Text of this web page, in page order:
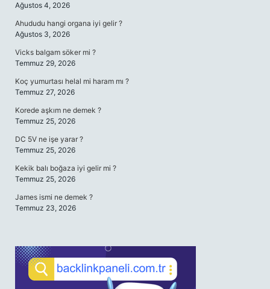
Ağustos 4, 2026
Ahududu hangi organa iyi gelir ?
Ağustos 3, 2026
Vicks balgam söker mi ?
Temmuz 29, 2026
Koç yumurtası helal mi haram mı ?
Temmuz 27, 2026
Korede aşkım ne demek ?
Temmuz 25, 2026
DC 5V ne işe yarar ?
Temmuz 25, 2026
Kekik balı boğaza iyi gelir mi ?
Temmuz 25, 2026
James ismi ne demek ?
Temmuz 23, 2026